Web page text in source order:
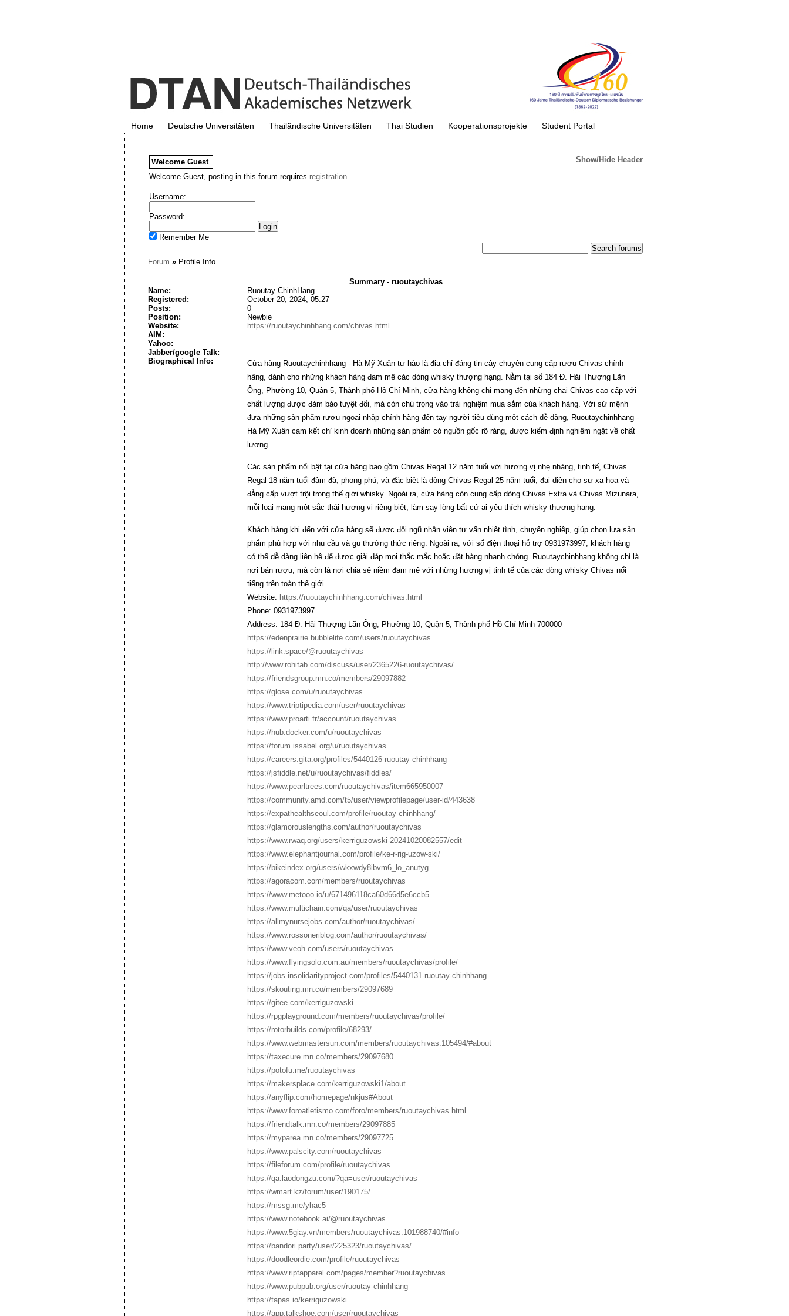
Home Deutsche Universitäten Thailändische Universitäten Thai Studien Kooperationsprojekte Student Portal
Welcome Guest
Show/Hide Header
Welcome Guest, posting in this forum requires registration.
Username:
Password:
Remember Me
Forum »Profile Info
Summary - ruoutaychivas
Name:
Ruoutay ChinhHang
Registered:
October 20, 2024, 05:27
Posts:
0
Position:
Newbie
Website:
https://ruoutaychinhhang.com/chivas.html
AIM:
Yahoo:
Jabber/google Talk:
Biographical Info:
Cửa hàng Ruoutaychinhhang - Hà Mỹ Xuân tự hào là địa chỉ đáng tin cậy chuyên cung cấp rượu Chivas chính
hãng, dành cho những khách hàng đam mê các dòng whisky thượng hạng. Nằm tại số 184 Đ. Hải Thượng Lãn
Ông, Phường 10, Quận 5, Thành phố Hồ Chí Minh, cửa hàng không chỉ mang đến những chai Chivas cao cấp với
chất lượng được đảm bảo tuyệt đối, mà còn chú trọng vào trải nghiệm mua sắm của khách hàng. Với sứ mệnh
đưa những sản phẩm rượu ngoại nhập chính hãng đến tay người tiêu dùng một cách dễ dàng, Ruoutaychinhhang -
Hà Mỹ Xuân cam kết chỉ kinh doanh những sản phẩm có nguồn gốc rõ ràng, được kiểm định nghiêm ngặt về chất
lượng.
Các sản phẩm nổi bật tại cửa hàng bao gồm Chivas Regal 12 năm tuổi với hương vị nhẹ nhàng, tinh tế, Chivas
Regal 18 năm tuổi đậm đà, phong phú, và đặc biệt là dòng Chivas Regal 25 năm tuổi, đại diện cho sự xa hoa và
đẳng cấp vượt trội trong thế giới whisky. Ngoài ra, cửa hàng còn cung cấp dòng Chivas Extra và Chivas Mizunara,
mỗi loại mang một sắc thái hương vị riêng biệt, làm say lòng bất cứ ai yêu thích whisky thượng hạng.
Khách hàng khi đến với cửa hàng sẽ được đội ngũ nhân viên tư vấn nhiệt tình, chuyên nghiệp, giúp chọn lựa sản
phẩm phù hợp với nhu cầu và gu thưởng thức riêng. Ngoài ra, với số điện thoại hỗ trợ 0931973997, khách hàng
có thể dễ dàng liên hệ để được giải đáp mọi thắc mắc hoặc đặt hàng nhanh chóng. Ruoutaychinhhang không chỉ là
nơi bán rượu, mà còn là nơi chia sẻ niềm đam mê với những hương vị tinh tế của các dòng whisky Chivas nổi
tiếng trên toàn thế giới.
Website: https://ruoutaychinhhang.com/chivas.html
Phone: 0931973997
Address: 184 Đ. Hải Thượng Lãn Ông, Phường 10, Quận 5, Thành phố Hồ Chí Minh 700000
https://edenprairie.bubblelife.com/users/ruoutaychivas
https://link.space/@ruoutaychivas
http://www.rohitab.com/discuss/user/2365226-ruoutaychivas/
https://friendsgroup.mn.co/members/29097882
https://glose.com/u/ruoutaychivas
https://www.triptipedia.com/user/ruoutaychivas
https://www.proarti.fr/account/ruoutaychivas
https://hub.docker.com/u/ruoutaychivas
https://forum.issabel.org/u/ruoutaychivas
https://careers.gita.org/profiles/5440126-ruoutay-chinhhang
https://jsfiddle.net/u/ruoutaychivas/fiddles/
https://www.pearltrees.com/ruoutaychivas/item665950007
https://community.amd.com/t5/user/viewprofilepage/user-id/443638
https://expathealthseoul.com/profile/ruoutay-chinhhang/
https://glamorouslengths.com/author/ruoutaychivas
https://www.rwaq.org/users/kerriguzowski-20241020082557/edit
https://www.elephantjournal.com/profile/ke-r-rig-uzow-ski/
https://bikeindex.org/users/wkxwdy8ibvm6_lo_anutyg
https://agoracom.com/members/ruoutaychivas
https://www.metooo.io/u/671496118ca60d66d5e6ccb5
https://www.multichain.com/qa/user/ruoutaychivas
https://allmynursejobs.com/author/ruoutaychivas/
https://www.rossoneriblog.com/author/ruoutaychivas/
https://www.veoh.com/users/ruoutaychivas
https://www.flyingsolo.com.au/members/ruoutaychivas/profile/
https://jobs.insolidarityproject.com/profiles/5440131-ruoutay-chinhhang
https://skouting.mn.co/members/29097689
https://gitee.com/kerriguzowski
https://rpgplayground.com/members/ruoutaychivas/profile/
https://rotorbuilds.com/profile/68293/
https://www.webmastersun.com/members/ruoutaychivas.105494/#about
https://taxecure.mn.co/members/29097680
https://potofu.me/ruoutaychivas
https://makersplace.com/kerriguzowski1/about
https://anyflip.com/homepage/nkjus#About
https://www.foroatletismo.com/foro/members/ruoutaychivas.html
https://friendtalk.mn.co/members/29097885
https://myparea.mn.co/members/29097725
https://www.palscity.com/ruoutaychivas
https://fileforum.com/profile/ruoutaychivas
https://qa.laodongzu.com/?qa=user/ruoutaychivas
https://wmart.kz/forum/user/190175/
https://mssg.me/yhac5
https://www.notebook.ai/@ruoutaychivas
https://www.5giay.vn/members/ruoutaychivas.101988740/#info
https://bandori.party/user/225323/ruoutaychivas/
https://doodleordie.com/profile/ruoutaychivas
https://www.riptapparel.com/pages/member?ruoutaychivas
https://www.pubpub.org/user/ruoutay-chinhhang
https://tapas.io/kerriguzowski
https://app.talkshoe.com/user/ruoutaychivas